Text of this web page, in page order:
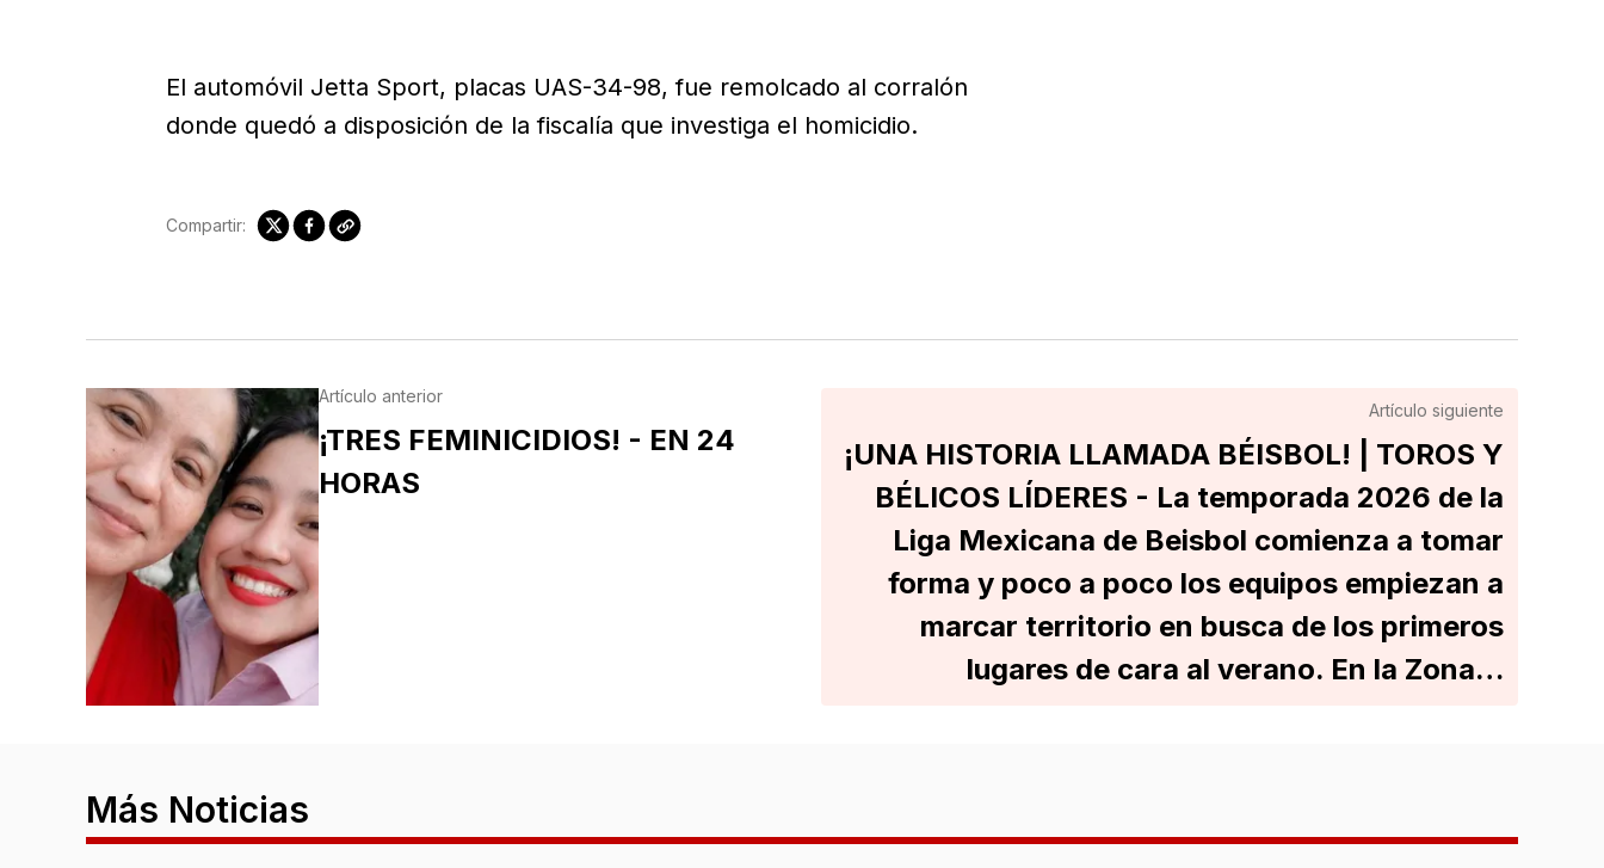
El automóvil Jetta Sport, placas UAS-34-98, fue remolcado al corralón
donde quedó a disposición de la fiscalía que investiga el homicidio.
Compartir:
Artículo anterior
¡TRES FEMINICIDIOS! - EN 24
HORAS
Artículo siguiente
¡UNA HISTORIA LLAMADA BÉISBOL! | TOROS Y
BÉLICOS LÍDERES - La temporada 2026 de la
Liga Mexicana de Beisbol comienza a tomar
forma y poco a poco los equipos empiezan a
marcar territorio en busca de los primeros
lugares de cara al verano. En la Zona…
Más Noticias